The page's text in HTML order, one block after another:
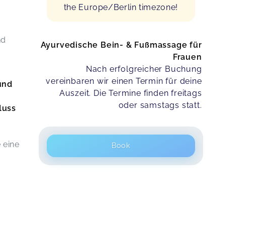
eine
the Europe/Berlin timezone!
Ayurvedische Bein- & Fußmassage für
Frauen
Nach erfolgreicher Buchung
vereinbaren wir einen Termin für deine
Auszeit. Die Termine finden freitags
oder samstags statt.
Book